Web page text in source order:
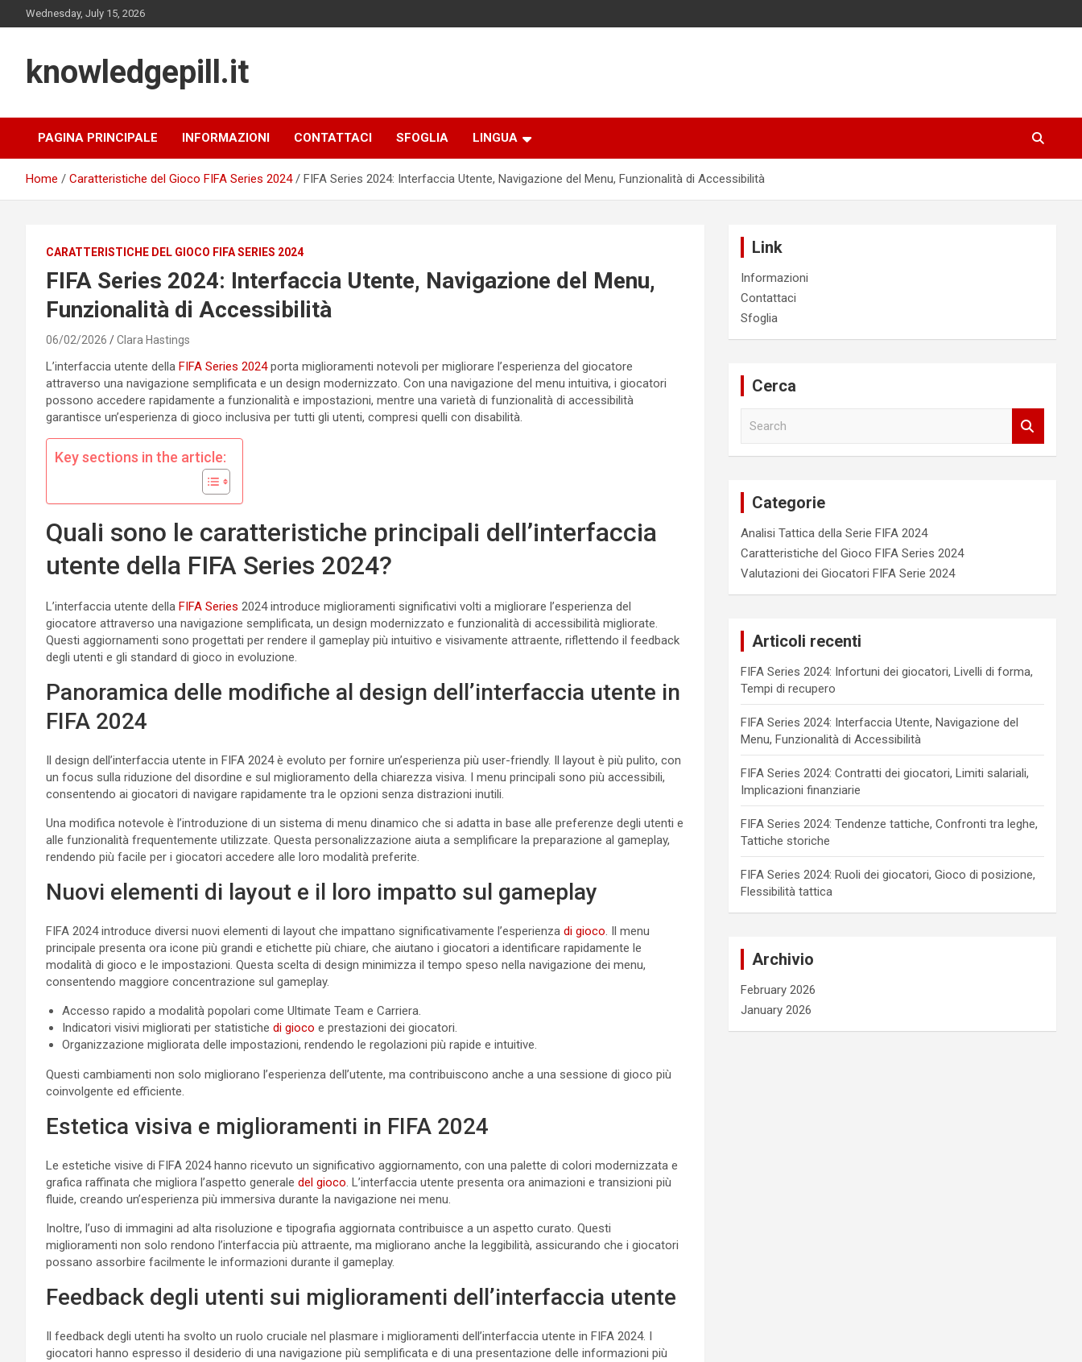
to
Wednesday, July 15, 2026
knowledgepill.it
PAGINA PRINCIPALE INFORMAZIONI CONTATTACI SFOGLIA LINGUA
Home Caratteristiche del Gioco FIFA Series 2024 FIFA Series 2024: Interfaccia Utente, Navigazione del Menu, Funzionalità di Accessibilità
CARATTERISTICHE DEL GIOCO FIFA SERIES 2024
FIFA Series 2024: Interfaccia Utente, Navigazione del Menu,
Funzionalità di Accessibilità
06/02/2026 Clara Hastings
L’interfaccia utente della FIFA Series 2024porta miglioramenti notevoli per migliorare l’esperienza del giocatore
attraverso una navigazione semplificata e un design modernizzato. Con una navigazione del menu intuitiva, i giocatori
possono accedere rapidamente a funzionalità e impostazioni, mentre una varietà di funzionalità di accessibilità
garantisce un’esperienza di gioco inclusiva per tutti gli utenti, compresi quelli con disabilità.
Key sections in the article:
Quali sono le caratteristiche principali dell’interfaccia
utente della FIFA Series 2024?
L’interfaccia utente della FIFA Series 2024 introduce miglioramenti significativi volti a migliorare l’esperienza del
giocatore attraverso una navigazione semplificata, un design modernizzato e funzionalità di accessibilità migliorate.
Questi aggiornamenti sono progettati per rendere il gameplay più intuitivo e visivamente attraente, riflettendo il feedback
degli utenti e gli standard di gioco in evoluzione.
Panoramica delle modifiche al design dell’interfaccia utente in
FIFA 2024
Il design dell’interfaccia utente in FIFA 2024 è evoluto per fornire un’esperienza più user-friendly. Il layout è più pulito, con
un focus sulla riduzione del disordine e sul miglioramento della chiarezza visiva. I menu principali sono più accessibili,
consentendo ai giocatori di navigare rapidamente tra le opzioni senza distrazioni inutili.
Una modifica notevole è l’introduzione di un sistema di menu dinamico che si adatta in base alle preferenze degli utenti e
alle funzionalità frequentemente utilizzate. Questa personalizzazione aiuta a semplificare la preparazione al gameplay,
rendendo più facile per i giocatori accedere alle loro modalità preferite.
Nuovi elementi di layout e il loro impatto sul gameplay
FIFA 2024 introduce diversi nuovi elementi di layout che impattano significativamente l’esperienza di gioco. Il menu
principale presenta ora icone più grandi e etichette più chiare, che aiutano i giocatori a identificare rapidamente le
modalità di gioco e le impostazioni. Questa scelta di design minimizza il tempo speso nella navigazione dei menu,
consentendo maggiore concentrazione sul gameplay.
Accesso rapido a modalità popolari come Ultimate Team e Carriera.
Indicatori visivi migliorati per statistiche di gioco e prestazioni dei giocatori.
Organizzazione migliorata delle impostazioni, rendendo le regolazioni più rapide e intuitive.
Questi cambiamenti non solo migliorano l’esperienza dell’utente, ma contribuiscono anche a una sessione di gioco più
coinvolgente ed efficiente.
Estetica visiva e miglioramenti in FIFA 2024
Le estetiche visive di FIFA 2024 hanno ricevuto un significativo aggiornamento, con una palette di colori modernizzata e
grafica raffinata che migliora l’aspetto generale del gioco. L’interfaccia utente presenta ora animazioni e transizioni più
fluide, creando un’esperienza più immersiva durante la navigazione nei menu.
Inoltre, l’uso di immagini ad alta risoluzione e tipografia aggiornata contribuisce a un aspetto curato. Questi
miglioramenti non solo rendono l’interfaccia più attraente, ma migliorano anche la leggibilità, assicurando che i giocatori
possano assorbire facilmente le informazioni durante il gameplay.
Feedback degli utenti sui miglioramenti dell’interfaccia utente
Il feedback degli utenti ha svolto un ruolo cruciale nel plasmare i miglioramenti dell’interfaccia utente in FIFA 2024. I
giocatori hanno espresso il desiderio di una navigazione più semplificata e di una presentazione delle informazioni più
Link
Informazioni
Contattaci
Sfoglia
Cerca
Categorie
Analisi Tattica della Serie FIFA 2024
Caratteristiche del Gioco FIFA Series 2024
Valutazioni dei Giocatori FIFA Serie 2024
Articoli recenti
FIFA Series 2024: Infortuni dei giocatori, Livelli di forma,
Tempi di recupero
FIFA Series 2024: Interfaccia Utente, Navigazione del
Menu, Funzionalità di Accessibilità
FIFA Series 2024: Contratti dei giocatori, Limiti salariali,
Implicazioni finanziarie
FIFA Series 2024: Tendenze tattiche, Confronti tra leghe,
Tattiche storiche
FIFA Series 2024: Ruoli dei giocatori, Gioco di posizione,
Flessibilità tattica
Archivio
February 2026
January 2026